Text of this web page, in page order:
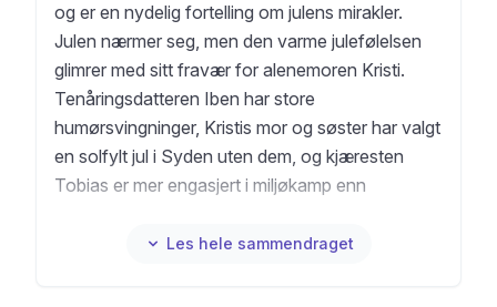
og er en nydelig fortelling om julens mirakler.
Julen nærmer seg, men den varme julefølelsen
glimrer med sitt fravær for alenemoren Kristi.
Tenåringsdatteren Iben har store
humørsvingninger, Kristis mor og søster har valgt
en solfylt jul i Syden uten dem, og kjæresten
Tobias er mer engasjert i miljøkamp enn
vending når Kristi får en telefon fra legen. Det
Les hele sammendraget